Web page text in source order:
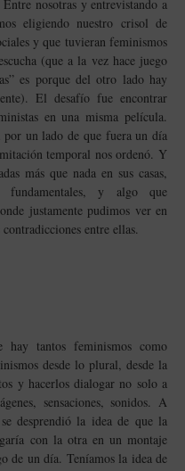
nosotras y entrevistando a
eligiendo nuestro crisol de
y que tuvieran feminismos
(que a la vez hace juego
es porque del otro lado hay
El desafío fue encontrar
en una misma película.
un lado de que fuera un día
temporal nos ordenó. Y
más que nada en sus casas,
fundamentales, y algo que
justamente pudimos ver en
entre ellas.
hay tantos feminismos como
desde lo plural, desde la
y hacerlos dialogar no solo a
sensaciones, sonidos. A
desprendió la idea de que la
con la otra en un montaje
de un día. Teníamos la idea de